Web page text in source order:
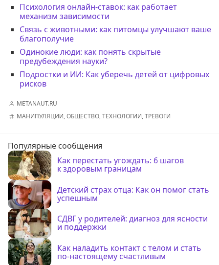
Психология онлайн-ставок: как работает
механизм зависимости
Связь с животными: как питомцы улучшают ваше
благополучие
Одинокие люди: как понять скрытые
предубеждения науки?
Подростки и ИИ: Как уберечь детей от цифровых
рисков
METANAUT.RU
МАНИПУЛЯЦИИ,ОБЩЕСТВО,ТЕХНОЛОГИИ,ТРЕВОГИ
Популярные сообщения
Как перестать угождать: 6 шагов
к здоровым границам
Детский страх отца: Как он помог стать
успешным
СДВГ у родителей: диагноз для ясности
и поддержки
Как наладить контакт с телом и стать
по-настоящему счастливым